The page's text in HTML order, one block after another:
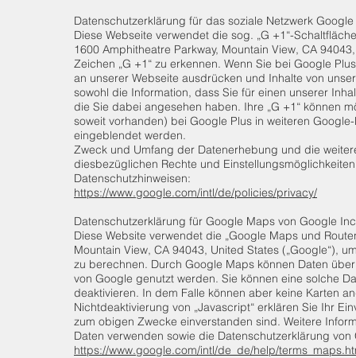
Datenschutzerklärung für das soziale Netzwerk Google
Diese Webseite verwendet die sog. „G +1“-
1600 Amphitheatre Parkway, Mountain View, CA
Zeichen „G +1“ zu erkennen. Wenn Sie bei Google
an unserer Webseite ausdrücken und Inhalte von
sowohl die Information, dass Sie für einen unserer
die Sie dabei angesehen haben. Ihre „G +1“ können
soweit vorhanden) bei Google Plus in weiteren
eingeblendet werden.
Zweck und Umfang der Datenerhebung und die
diesbezüglichen Rechte und
Datenschutzhinweisen:
https://www.google.com/intl/de/policies/privacy/
Datenschutzerklärung für Google Maps von Google
Diese Website verwendet die „Google Maps und
Mountain View, CA 94043, United States („Google“),
zu berechnen. Durch Google Maps können Daten
von Google genutzt werden. Sie können eine solche
deaktivieren. In dem Falle können aber keine Karten
Nichtdeaktivierung von „Javascript“ erklären Sie Ihr
zum obigen Zwecke einverstanden sind. Weitere
Daten verwenden sowie die
https://www.google.com/intl/de_de/help/